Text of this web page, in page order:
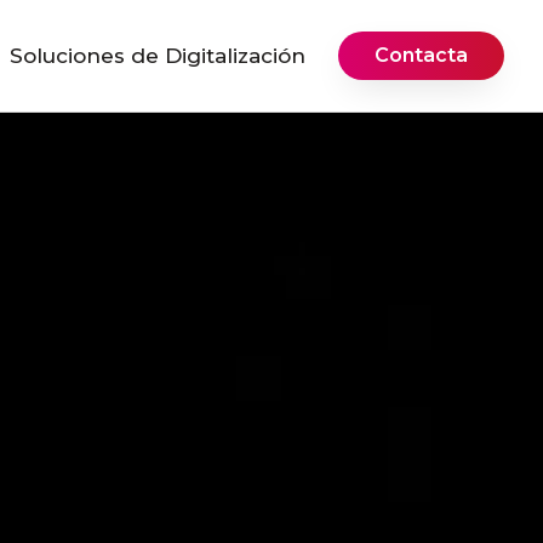
Soluciones de Digitalización Contacta